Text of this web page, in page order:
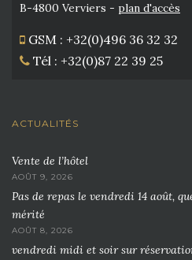
B-4800 Verviers - plan d'accès
GSM : +32(0)496 36 32 32
Tél : +32(0)87 22 39 25
ACTUALITÉS
Vente de l’hôtel
AOÛT 9, 2026
Pas de repas le vendredi 14 août,
mérité
AOÛT 8, 2026
vendredi midi et soir sur